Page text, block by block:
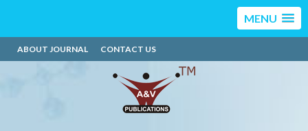
MENU
ABOUT JOURNAL CONTACT US